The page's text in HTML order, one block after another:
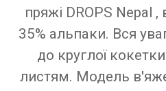
пряжі DROPS Nepal ,
35% альпаки. Вся
до круглої
листям. Модель